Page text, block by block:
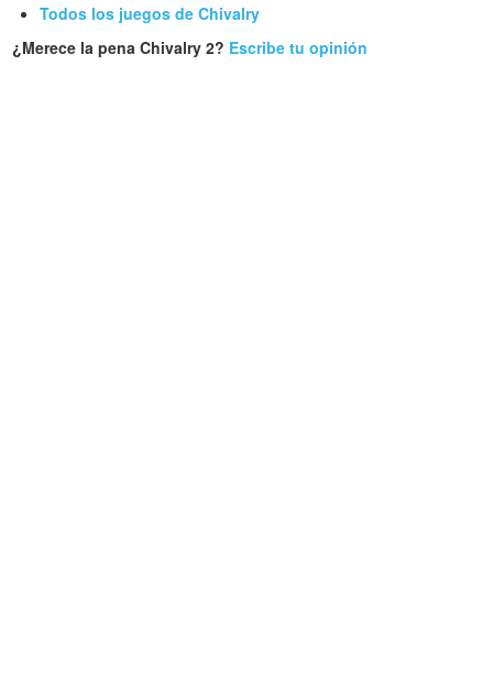
Todos los juegos de Chivalry
¿Merece la pena Chivalry 2? Escribe tu opinión